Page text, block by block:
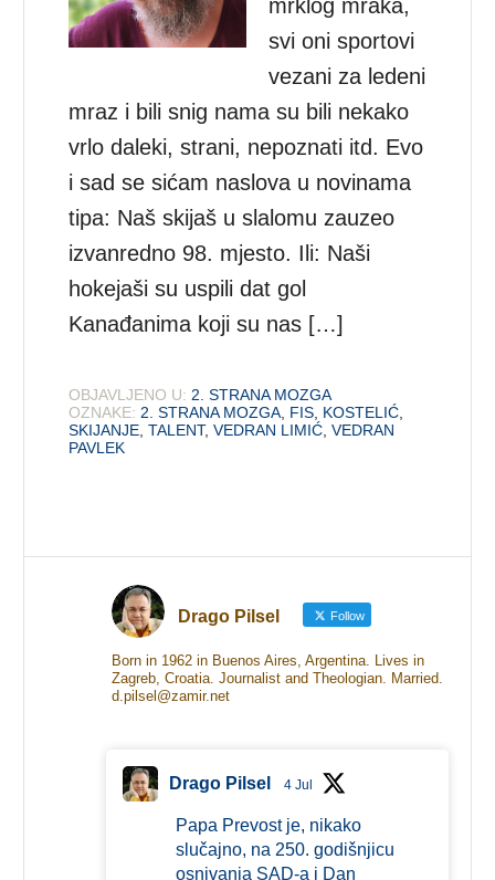
mrklog mraka,
svi oni sportovi
vezani za ledeni
mraz i bili snig nama su bili nekako
vrlo daleki, strani, nepoznati itd. Evo
i sad se sićam naslova u novinama
tipa: Naš skijaš u slalomu zauzeo
izvanredno 98. mjesto. Ili: Naši
hokejaši su uspili dat gol
Kanađanima koji su nas […]
OBJAVLJENO U: 2. STRANA MOZGA
OZNAKE: 2. STRANA MOZGA FIS KOSTELIĆ
SKIJANJE ,TALENT,VEDRAN LIMIĆ ,VEDRAN
PAVLEK
Drago Pilsel Follow
Born in 1962 in Buenos Aires, Argentina. Lives in
Zagreb, Croatia. Journalist and Theologian. Married.
d.pilsel@zamir.net
Drago Pilsel 4 Jul
Papa Prevost je, nikako
slučajno, na 250. godišnjicu
osnivanja SAD-a i Dan